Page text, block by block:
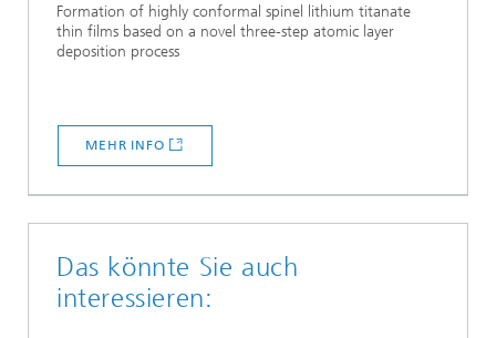
Formation of highly conformal spinel lithium titanate
thin films based on a novel three-step atomic layer
deposition process
MEHR INFO
Das könnte Sie auch
interessieren: